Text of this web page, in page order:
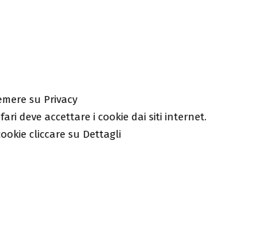
su Privacy
deve accettare i cookie dai siti internet.
cliccare su Dettagli